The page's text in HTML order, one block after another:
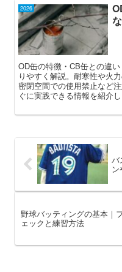
2026
OD缶の特徴・CB缶との違
りやすく解説。耐寒性や火
密閉空間での使用禁止など
ぐに実践できる情報を紹介し
バ
野球バッティングの基本｜
ェックと練習方法